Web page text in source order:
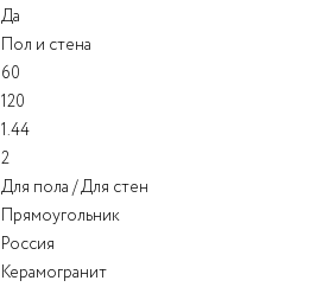
Да
Пол и стена
60
120
1.44
2
Для пола / Для стен
Прямоугольник
Россия
Керамогранит